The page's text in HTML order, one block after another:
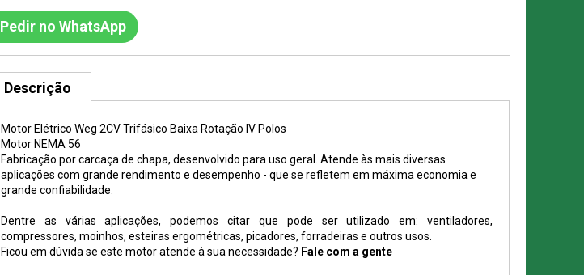
Pedir no WhatsApp
Descrição
Motor Elétrico Weg 2CV Trifásico Baixa Rotação IV Polos
Motor NEMA 56
Fabricação por carcaça de chapa, desenvolvido para uso geral. Atende às mais diversas
aplicações com grande rendimento e desempenho - que se refletem em máxima economia e
grande confiabilidade.
Dentre as várias aplicações, podemos citar que pode ser utilizado em: ventiladores,
compressores, moinhos, esteiras ergométricas, picadores, forradeiras e outros usos.
Ficou em dúvida se este motor atende à sua necessidade? Fale com a gente